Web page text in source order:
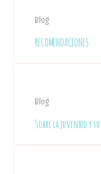
Blog
RECOMENDACIONES
Blog
Sobre la juventud y